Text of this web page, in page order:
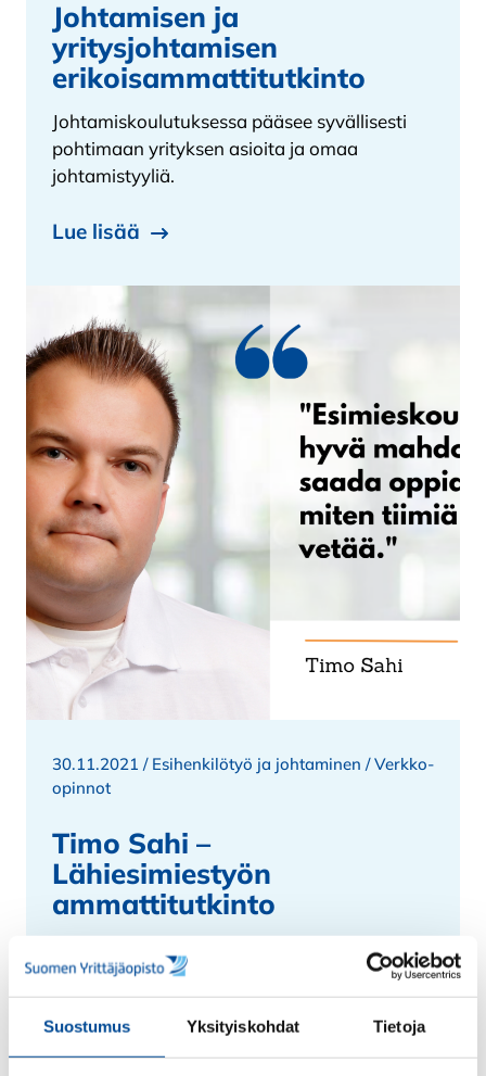
Suostumus Yksityiskohdat Tietoja
Johtamisen ja
yritysjohtamisen
erikoisammatti­tutkinto
Johtamiskoulutuksessa pääsee syvällisesti
pohtimaan yrityksen asioita ja omaa
johtamistyyliä.
Lue lisää
30.11.2021 / Esihenkilötyö ja johtaminen /Verkko-
opinnot
Timo Sahi –
Lähiesimiestyön
ammattitutkinto
Suomen Yrittäjäopiston Esimieskoulutukseen
verkossa. Koulutuksesta hyötyi niin
tiiminvetäjänä toimiva Sahi itse kuin yrityskin
- ja sitä kautta lopulta myös asiakkaat.